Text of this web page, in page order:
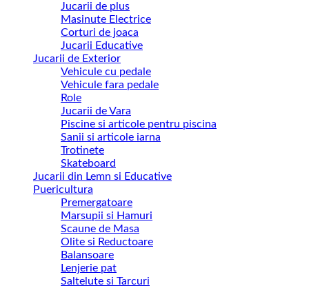
Jucarii de plus
Masinute Electrice
Corturi de joaca
Jucarii Educative
Jucarii de Exterior
Vehicule cu pedale
Vehicule fara pedale
Role
Jucarii de Vara
Piscine si articole pentru piscina
Sanii si articole iarna
Trotinete
Skateboard
Jucarii din Lemn si Educative
Puericultura
Premergatoare
Marsupii si Hamuri
Scaune de Masa
Olite si Reductoare
Balansoare
Lenjerie pat
Saltelute si Tarcuri